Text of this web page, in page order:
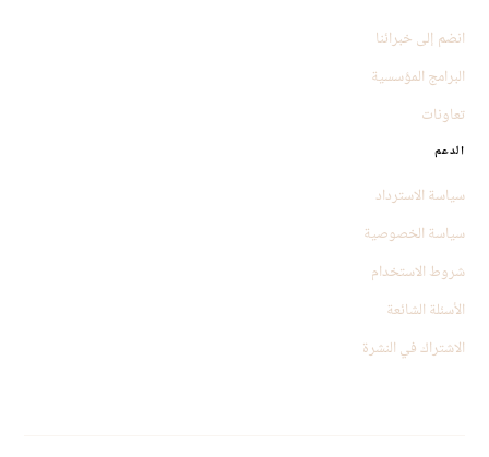
انضم إلى خبرائنا
البرامج المؤسسية
تعاونات
الدعم
سياسة الاسترداد
سياسة الخصوصية
شروط الاستخدام
الأسئلة الشائعة
الاشتراك في النشرة